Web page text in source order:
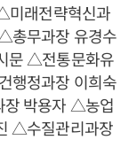
미래전략혁신과
총무과장 유경수
문 △전통문화유
행정과장 이희숙
박용자 △농업
△수질관리과장